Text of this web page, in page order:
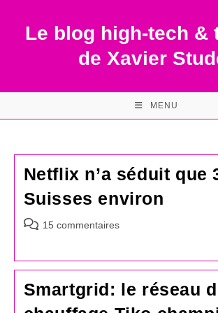
contentLe blog high-tech &
de Xavier
MENU
Netflix n’a séduit que
Suisses environ
Commentaires
publication :
15 commentaires
Smartgrid: le réseau